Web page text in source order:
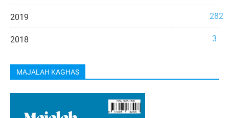
2019 282
2018 3
MAJALAH KAGHAS